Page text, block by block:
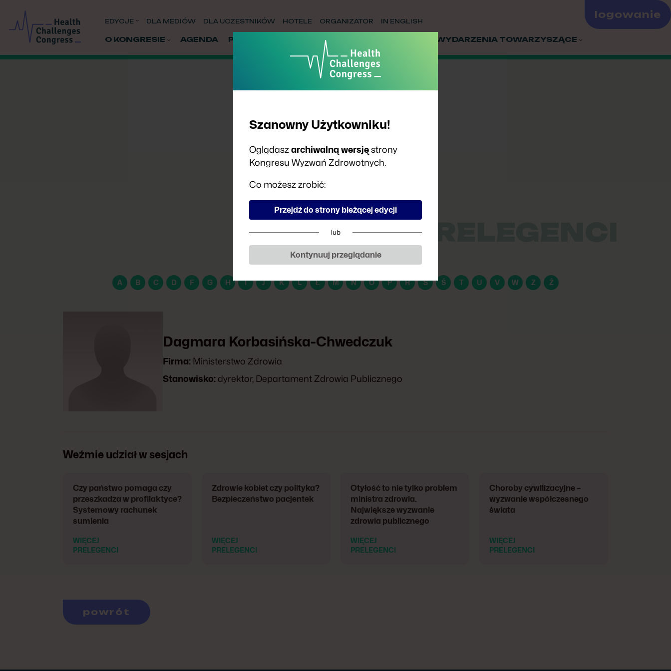
EDYCJE DLA MEDIÓW DLA UCZESTNIKÓW HOTELE ORGANIZATOR IN ENGLISH
O KONGRESIE AGENDA PRELEGENCI PARTNERZY WYDARZENIA TOWARZYSZĄCE
logowanie
PRELEGENCI
A B C D F G H I J K L Ł M N O P R S Ś T U V W Z Ż
Dagmara Korbasińska-Chwedczuk
Firma: Ministerstwo Zdrowia
Stanowisko: dyrektor, Departament Zdrowia Publicznego
Weźmie udział w sesjach
Czy państwo pomaga czy
przeszkadza w profilaktyce?
Systemowy rachunek
sumienia
WIĘCEJ
PRELEGENCI
Zdrowie kobiet czy polityka?
Bezpieczeństwo pacjentek
WIĘCEJ
PRELEGENCI
Otyłość to nie tylko problem
ministra zdrowia.
Największe wyzwanie
zdrowia publicznego
WIĘCEJ
PRELEGENCI
Choroby cywilizacyjne –
wyzwanie współczesnego
świata
WIĘCEJ
PRELEGENCI
powrót
Szanowny Użytkowniku!
Oglądaszarchiwalną wersjęstrony
Kongresu Wyzwań Zdrowotnych.
Co możesz zrobić:
Przejdź do strony bieżącej edycji
lub
Kontynuuj przeglądanie